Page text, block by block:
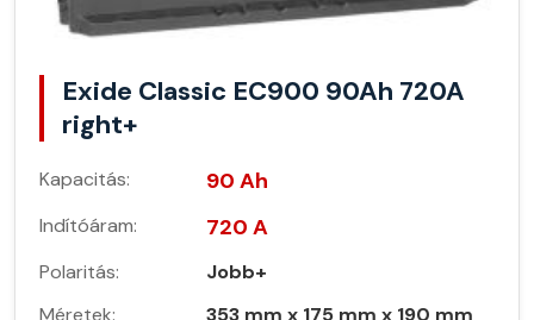
Exide Classic EC900 90Ah 720A
right+
Kapacitás: 90 Ah
Indítóáram: 720 A
Polaritás:
Jobb+
Méretek:
353 mm x 175 mm x 190 mm